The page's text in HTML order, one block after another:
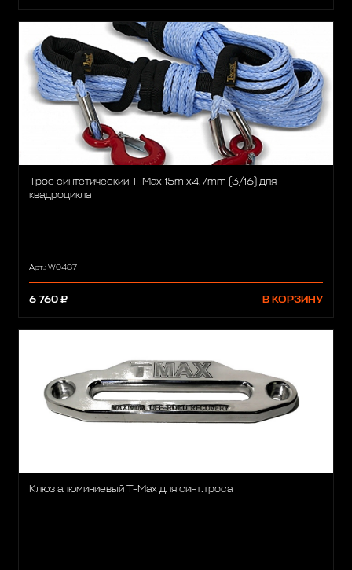
Трос синтетический T-Max 15m x4,7mm (3/16) для
квадроцикла
Арт.: W0487
6 760 ₽ В КОРЗИНУ
Клюз алюминиевый T-Max для синт.троса